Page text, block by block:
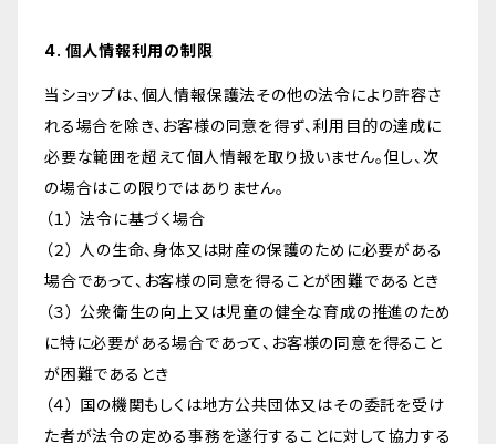
4. 個人情報利用の制限
当ショップは、個人情報保護法その他の法令により許容さ
れる場合を除き、お客様の同意を得ず、利用目的の達成に
必要な範囲を超えて個人情報を取り扱いません。但し、次
の場合はこの限りではありません。
（１） 法令に基づく場合
（２） 人の生命、身体又は財産の保護のために必要がある
場合であって、お客様の同意を得ることが困難であるとき
（３） 公衆衛生の向上又は児童の健全な育成の推進のため
に特に必要がある場合であって、お客様の同意を得ること
が困難であるとき
（４） 国の機関もしくは地方公共団体又はその委託を受け
た者が法令の定める事務を遂行することに対して協力する